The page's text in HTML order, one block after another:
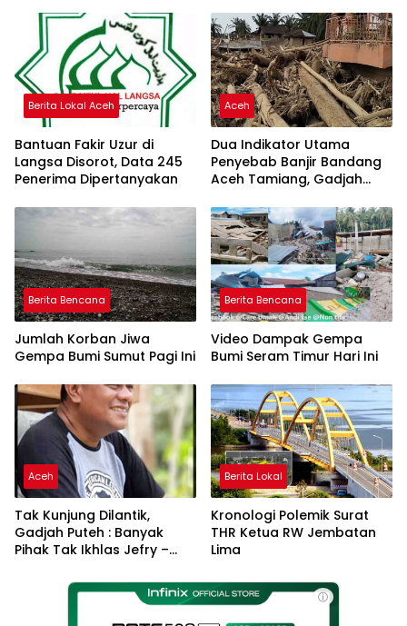
Berita Lokal Aceh
Bantuan Fakir Uzur di
Langsa Disorot, Data 245
Penerima Dipertanyakan
Aceh
Dua Indikator Utama
Penyebab Banjir Bandang
Aceh Tamiang, Gadjah
DAS
Berita Bencana
Jumlah Korban Jiwa
Gempa Bumi Sumut Pagi Ini
Berita Bencana
Video Dampak Gempa
Bumi Seram Timur Hari Ini
Aceh
Tak Kunjung Dilantik,
Gadjah Puteh : Banyak
Pihak Tak Ikhlas Jefry –
Berita Lokal
Kronologi Polemik Surat
THR Ketua RW Jembatan
Lima
ⓘ